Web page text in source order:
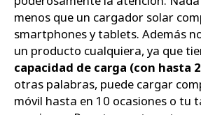
menos que un cargador solar
smartphones y tablets. Además
un producto cualquiera, ya que
capacidad de carga (con hasta
otras palabras, puede cargar
móvil hasta en 10 ocasiones o tu